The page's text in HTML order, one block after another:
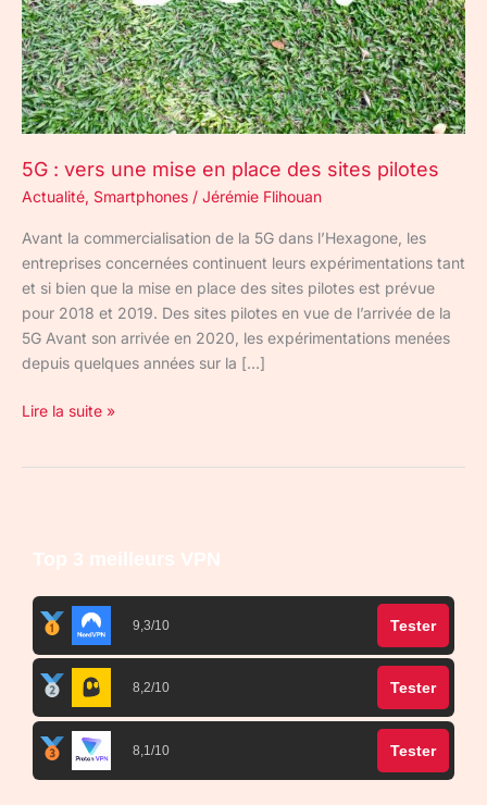
5G : vers une mise en place des sites pilotes
Actualité, Smartphones / Jérémie Flihouan
Avant la commercialisation de la 5G dans l’Hexagone, les
entreprises concernées continuent leurs expérimentations tant
et si bien que la mise en place des sites pilotes est prévue
pour 2018 et 2019. Des sites pilotes en vue de l’arrivée de la
5G Avant son arrivée en 2020, les expérimentations menées
depuis quelques années sur la […]
des
sites
pilotes
Lire la suite »
Top 3 meilleurs VPN
9,3/10 Tester
8,2/10 Tester
8,1/10 Tester